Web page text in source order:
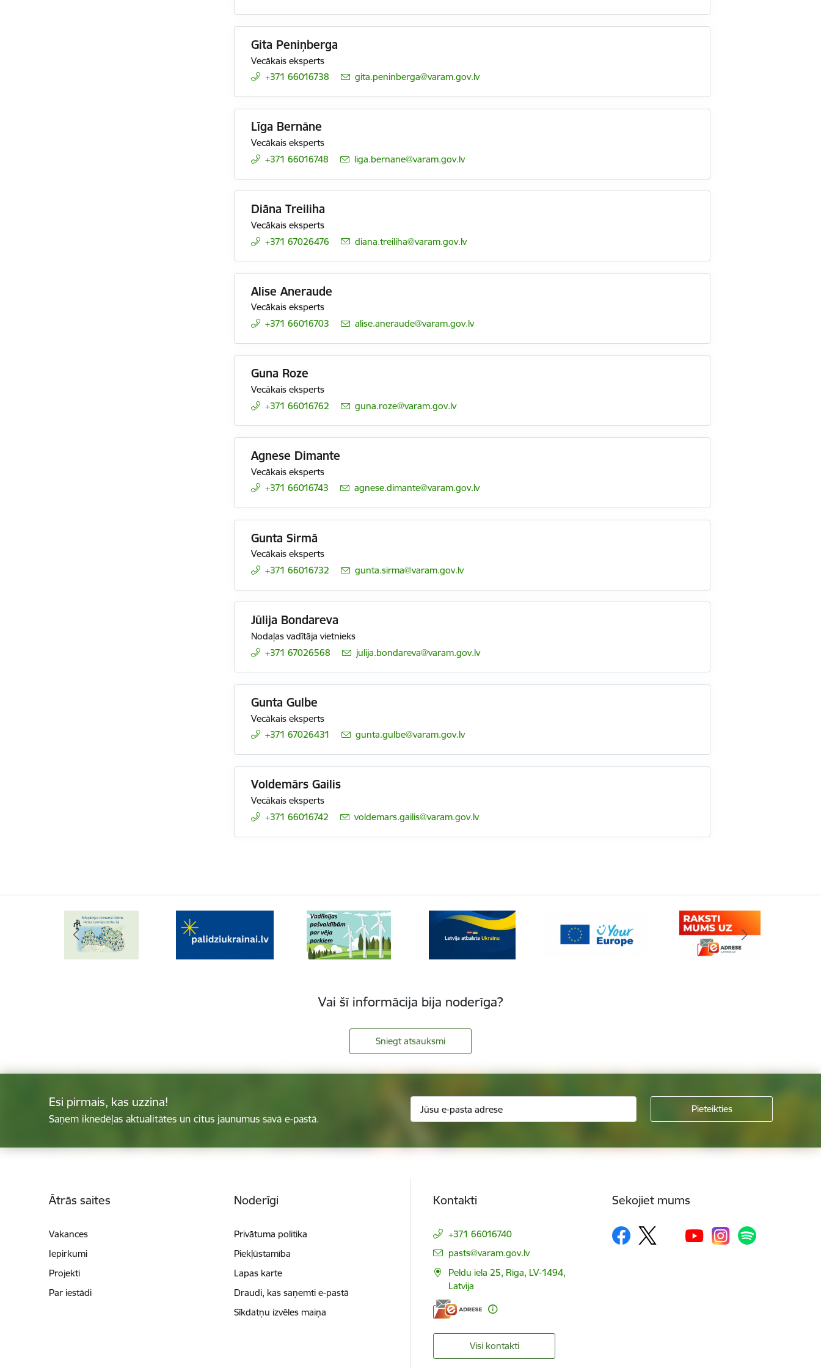
Gita Peniņberga
Vecākais eksperts
+371 66016738
E-pasts:
gita.peninberga@varam.gov.lv
Līga Bernāne
Vecākais eksperts
+371 66016748
E-pasts:
liga.bernane@varam.gov.lv
Diāna Treiliha
Vecākais eksperts
+371 67026476
E-pasts:
diana.treiliha@varam.gov.lv
Alise Aneraude
Vecākais eksperts
+371 66016703
E-pasts:
alise.aneraude@varam.gov.lv
Guna Roze
Vecākais eksperts
+371 66016762
E-pasts:
guna.roze@varam.gov.lv
Agnese Dimante
Vecākais eksperts
+371 66016743
E-pasts:
agnese.dimante@varam.gov.lv
Gunta Sirmā
Vecākais eksperts
+371 66016732
E-pasts:
gunta.sirma@varam.gov.lv
Jūlija Bondareva
Nodaļas vadītāja vietnieks
+371 67026568
E-pasts:
julija.bondareva@varam.gov.lv
Gunta Gulbe
Vecākais eksperts
+371 67026431
E-pasts:
gunta.gulbe@varam.gov.lv
Voldemārs Gailis
Vecākais eksperts
+371 66016742
E-pasts:
voldemars.gailis@varam.gov.lv
Vai šī informācija bija noderīga?
Sniegt atsauksmi
Esi pirmais, kas uzzina!
Saņem iknedēļas aktualitātes un citus jaunumus savā e-pastā.
Ātrās saites
Vakances
Iepirkumi
Projekti
Par iestādi
Noderīgi
Privātuma politika
Piekļūstamība
Lapas karte
Draudi, kas saņemti e-pastā
Sīkdatņu izvēles maiņa
Kontakti
+371 66016740
E-pasts:
pasts@varam.gov.lv
Peldu iela 25, Rīga, LV-1494,
Latvija
Visi kontakti
Sekojiet mums